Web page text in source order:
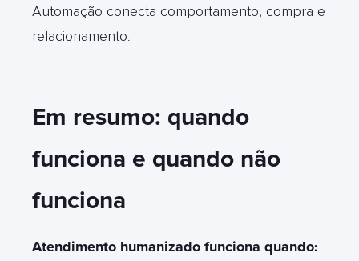
Automação conecta comportamento, compra e
relacionamento.
Em resumo: quando
funciona e quando não
funciona
Atendimento humanizado funciona quando: